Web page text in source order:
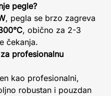
pegle?
, pegla se brzo zagreva
, obično za 2-3
čekanja.
profesionalnu
kao profesionalni,
robustan i pouzdan